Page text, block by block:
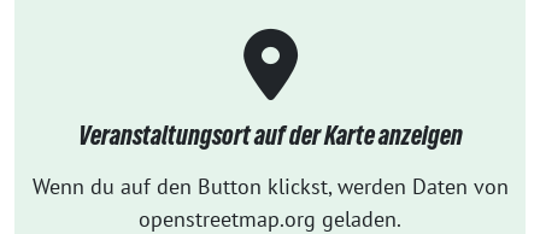
Veranstaltungsort auf der Karte anzeigen
Wenn du auf den Button klickst, werden Daten von
openstreetmap.org geladen.